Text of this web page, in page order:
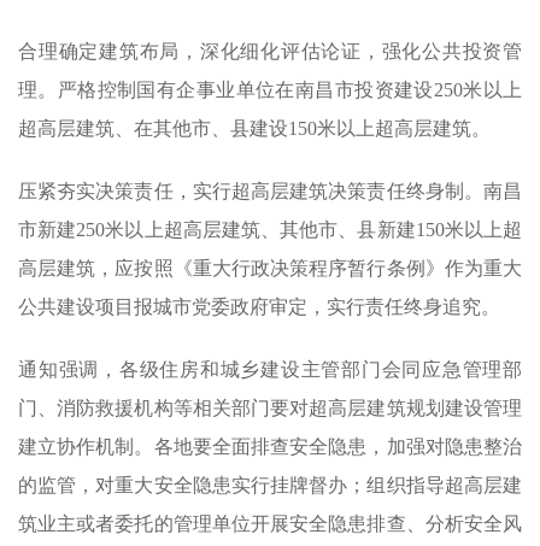
合理确定建筑布局，深化细化评估论证，强化公共投资管
理。严格控制国有企事业单位在南昌市投资建设250米以上
超高层建筑、在其他市、县建设150米以上超高层建筑。
压紧夯实决策责任，实行超高层建筑决策责任终身制。南昌
市新建250米以上超高层建筑、其他市、县新建150米以上超
高层建筑，应按照《重大行政决策程序暂行条例》作为重大
公共建设项目报城市党委政府审定，实行责任终身追究。
通知强调，各级住房和城乡建设主管部门会同应急管理部
门、消防救援机构等相关部门要对超高层建筑规划建设管理
建立协作机制。各地要全面排查安全隐患，加强对隐患整治
的监管，对重大安全隐患实行挂牌督办；组织指导超高层建
筑业主或者委托的管理单位开展安全隐患排查、分析安全风